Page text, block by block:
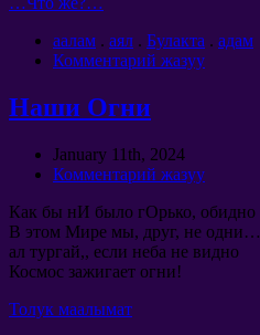
аалам . аял . Булакта . адам
Комментарий жазуу
Наши Огни
January 11th, 2024
Комментарий жазуу
Как бы нИ было гОрько, обидно
В этом Мире мы, друг, не одни…
ал тургай,, если неба не видно
Космос зажигает огни!
Толук маалымат